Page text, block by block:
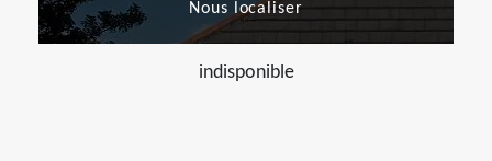
Nous localiser
indisponible